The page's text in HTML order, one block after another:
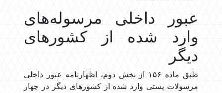
عبور داخلی مرسوله‌های
وارد شده از کشورهای
دیگر
طبق ماده ۱۵۶ از بخش دوم، اظهارنامه عبور داخلی
مرسولات پستی وارد شده از کشورهای دیگر در چهار